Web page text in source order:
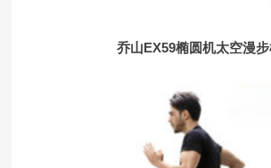
乔山EX59椭圆机太空漫